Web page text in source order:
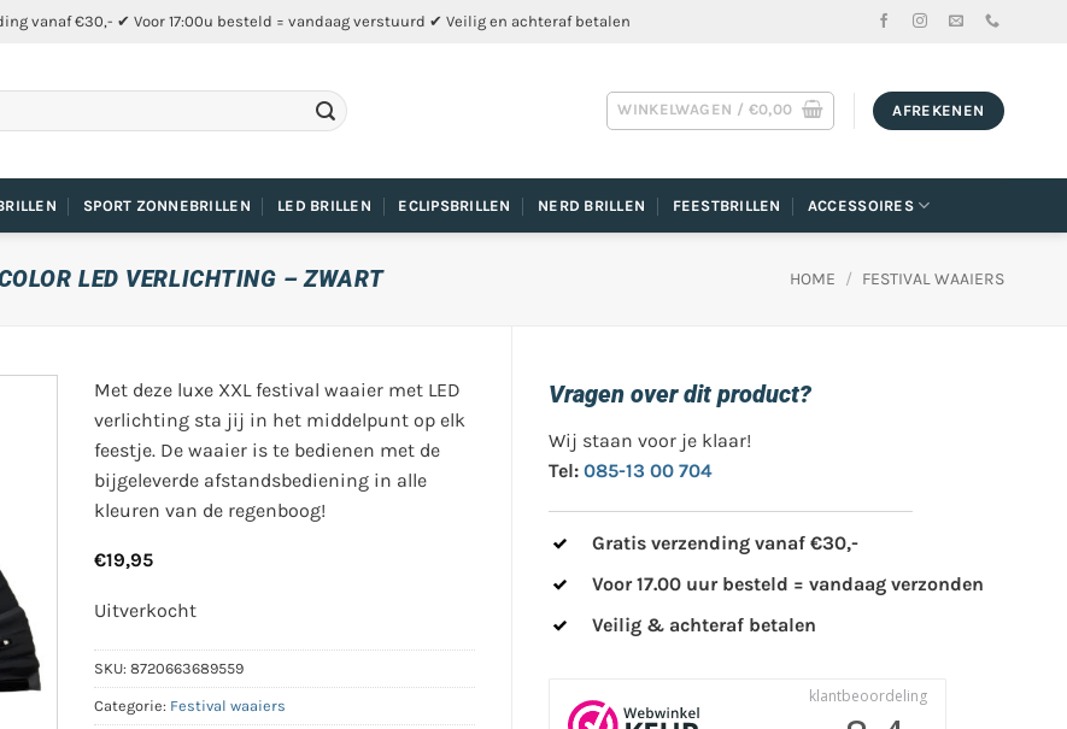
vanaf €30,- ✔ Voor 17:00u besteld = vandaag verstuurd ✔ Veilig en achteraf betalen
WINKELWAGEN / €0,00 AFREKENEN
SPORT ZONNEBRILLEN LED BRILLEN ECLIPSBRILLEN NERD BRILLEN FEESTBRILLEN ACCESSOIRES
LED VERLICHTING – ZWART HOME / FESTIVAL WAAIERS
Met deze luxe XXL festival waaier met LED
verlichting sta jij in het middelpunt op elk
feestje. De waaier is te bedienen met de
bijgeleverde afstandsbediening in alle
kleuren van de regenboog!
€19,95
Uitverkocht
SKU: 8720663689559
Categorie: Festival waaiers
Vragen over dit product?
Wij staan voor je klaar!
Tel: 085-13 00 704
Gratis verzending vanaf €30,-
Voor 17.00 uur besteld = vandaag verzonden
Veilig & achteraf betalen